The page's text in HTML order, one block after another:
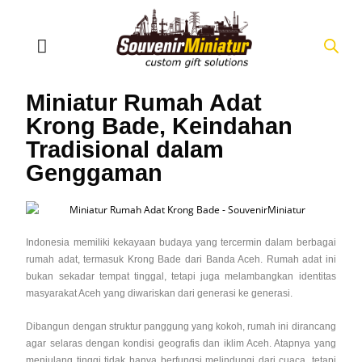
Miniatur Rumah Adat
Krong Bade, Keindahan
Tradisional dalam
Genggaman
Indonesia memiliki kekayaan budaya yang tercermin dalam berbagai
rumah adat, termasuk Krong Bade dari Banda Aceh. Rumah adat ini
bukan sekadar tempat tinggal, tetapi juga melambangkan identitas
masyarakat Aceh yang diwariskan dari generasi ke generasi.
Dibangun dengan struktur panggung yang kokoh, rumah ini dirancang
agar selaras dengan kondisi geografis dan iklim Aceh. Atapnya yang